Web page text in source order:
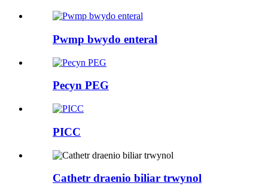
Pwmp bwydo enteral
Pecyn PEG
PICC
Cathetr draenio biliar trwynol